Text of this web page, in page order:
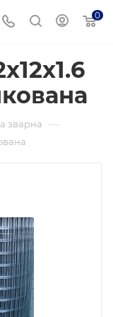
0
зварна —